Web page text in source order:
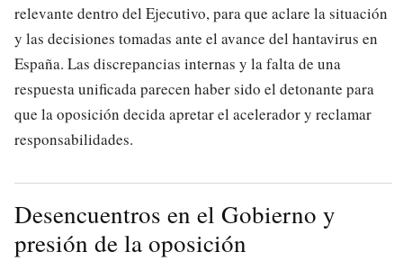
relevante dentro del Ejecutivo, para que aclare la situación
y las decisiones tomadas ante el avance del hantavirus en
España. Las discrepancias internas y la falta de una
respuesta unificada parecen haber sido el detonante para
que la oposición decida apretar el acelerador y reclamar
responsabilidades.
Desencuentros en el Gobierno y
presión de la oposición